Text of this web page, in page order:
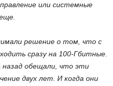
или системные
решение о том, что с
сразу на 100-Гбитные.
обещали, что эти
двух лет. И когда они